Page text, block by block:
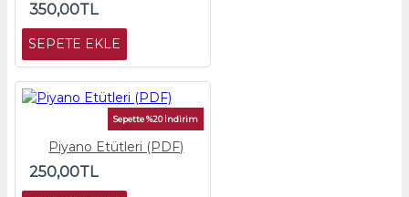
350,00TL
SEPETE EKLE
Sepette %20 İndirim
Piyano Etütleri (PDF)
250,00TL